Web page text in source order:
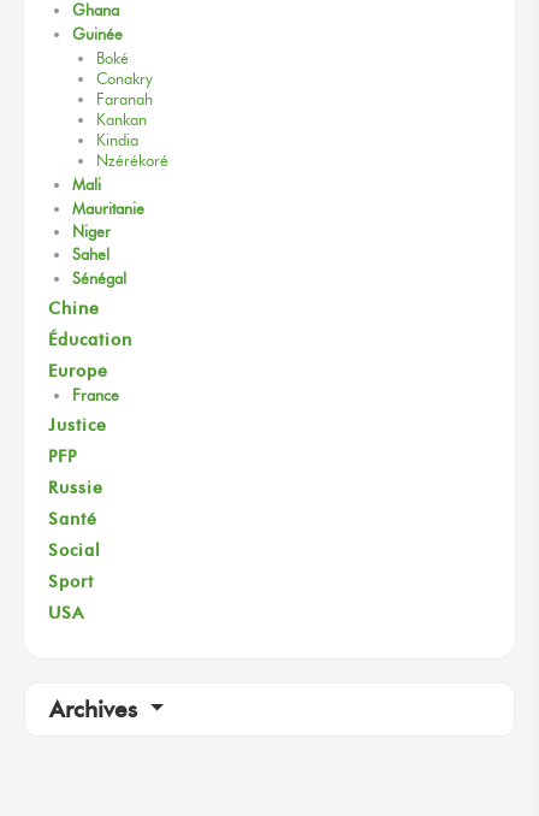
Ghana
Guinée
Boké
Conakry
Faranah
Kankan
Kindia
Nzérékoré
Mali
Mauritanie
Niger
Sahel
Sénégal
Chine
Éducation
Europe
France
Justice
PFP
Russie
Santé
Social
Sport
USA
Archives